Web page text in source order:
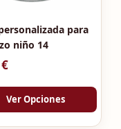
Las opciones se
para
niño 14
€
Ver Opciones